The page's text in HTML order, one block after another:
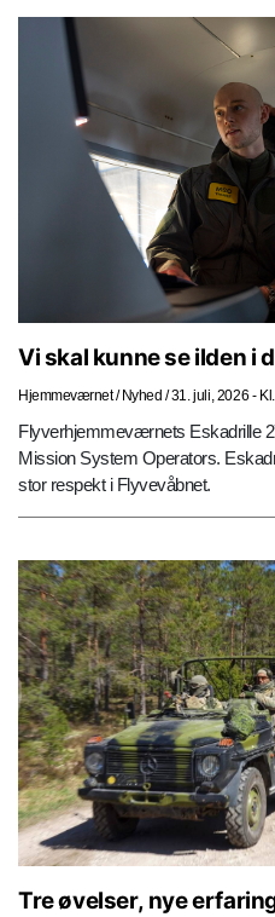
Vi skal kunne se ilden i
Hjemmeværnet / Nyhed /31. juli, 2026 -
Flyverhjemmeværnets Eskadrille
Mission System Operators.
stor respekt i Flyvevåbnet.
Tre øvelser, nye